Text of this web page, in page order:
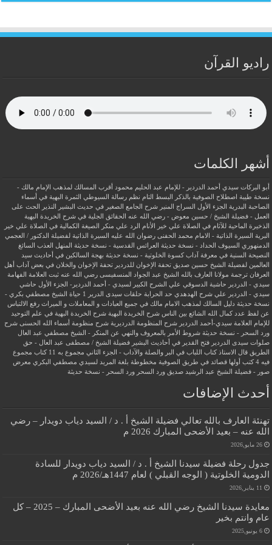
راديو القرآن
أشهر الكلمات
أبو البركات سيدي أحمد الدردير - للإمام عبد الحليم محمود
أقرب المسالك لمذهب الإمام مالك -
نسخة طيبة اصطلاح الصوفية بالذكر البسط التام نظم رسالة السيوطي
الثمرة البهية في أسماء
الصاحبة البدرية
الجزء الأول السراج المنير شرح الجامع الصغير في حديث البشير النذير
الحث على
العمل - فضيلة الشيخ / حسين معوض - رضي الله عنه
الحقائق الجلية في شرح الخريدة البهية
الذخيرة الماحية للآثام في الصلاة علي خير الأنام
الرد علي منكر الصيغة الكمالية في الصلاة علي خير
البرية
السيرة الذاتية - الامام محمد الحفنى رضوان الله عليه
السيرة الذاتية لفضيلة الدكتور / العجمي
الدمنهوري
السيوف الحداد - نسخة حديثة العرائس القدسية - نسخة حديثة
المنهل العذب السائغ
النصيحة السنية في معرفة آداب كسوة الخلوتية - نسخة حديثة بهجة السالكين في أحاديث سيد
العالمين لفضيلة الشيخ حسين صديق
تحفة الإخوان للدردير تحفة الإخوان والخلان في بعض آداب أهل
العرفان ترجمة مولانا العارف بالله الشيخ عبد الجواد المنسفيسى رضي الله عنه ثبت العلامة الفهامة
سيدي - الدردير
حاشية الدسوقي علي الشرح الكبير لسيدي - أحمد الدردير- الجزء الأول حاشي
سيدي - الدردير علي شرح الهدهدي حد الحرابة حلقات سيدى الدرير 1
حياة الشيخ مصطفي بكري -
نسخة حديثة دليل السالك لمذهب الامام مالك في جميع العبادات و المعاملات و الميراث رفع الالتباس
عن لفظ عدد كمال الله الشائع بين الناس شرح الخريدة البهية شرح الخريدة البهية في علم التوحيد
للإمام العلامة سيدي-أحمد الدردير شرح المنظومة الدرديرية شرح منظومة أسماء الله الحسنى شرح
ورد السحر - نسخة حديثة شروط الأمر بالمعروف والنهي عن المنكر - الشيخ مصطفي عبد العال
صلوات سيدى الدردير فتح القدير في أحاديث البشير فضيلة الشيخ / مصطفى عبد العال - حق
الطريق
قال الاستاذ كتاب اللباب في البر والصلة والآداب - الجزء الثاني مجموع به 11 كتاب
مجموع
فيه 4 كتب أولها قصائد في طريق الصوفية
مخطوطة بلغة المريد لسيدي مصطفي البكري معرض
صور - فضيلة الشيخ عبد الرشيد صديق
ورد السحر ورد السحر - نسخة حديثة
أحدث الإضافات
تهنئة العارف بالله تعالي فضيلة الشيخ أ . د / السيد دياب دويدار – رضي
الله عنه – بعيد الأضحى المبارك 2026 م
26 مايو,2026
جدول رحلة فضيلة سيدنا الشيخ أ . د / السيد دياب دويدار للسادة
الدومية الخلوتية ( الوجه القبلي ) لعام 1447هـ/2026 م
11 يناير,2026
معايدة سيدنا الشيخ رضي الله عنه بعيد الأضحى المبارك – 2025 – كل
عام وانتم بخير
6 يونيو,2025